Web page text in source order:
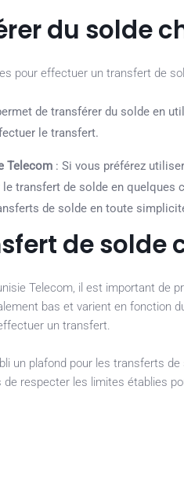
du solde
pour effectuer un transfert de
de transférer du solde en
le transfert.
Telecom : Si vous préférez
transfert de solde en
de solde en toute
de solde
Telecom, il est important de
bas et varient en fonction
un transfert.
un plafond pour les transferts
respecter les limites établies